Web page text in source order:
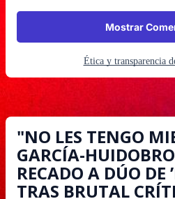
Mostrar
Ética y transparencia
"NO LES TENGO
GARCÍA-
RECADO A DÚO DE
TRAS BRUTAL